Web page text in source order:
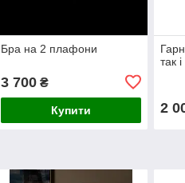
Бра на 2 плафони
3 700₴
Купити
так
2